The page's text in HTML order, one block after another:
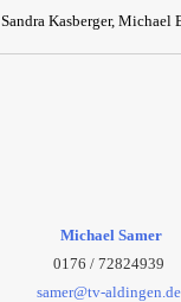
Sandra Kasberger, Michael
Michael Samer
0176 / 72824939
samer@tv-aldingen.de